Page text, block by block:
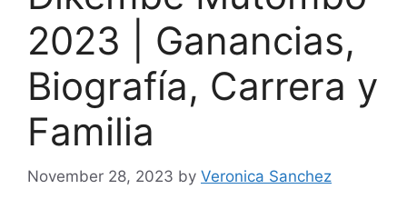
2023 | Ganancias,
Biografía, Carrera y
Familia
November 28, 2023 by Veronica Sanchez